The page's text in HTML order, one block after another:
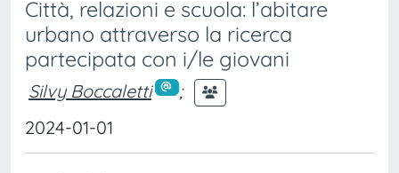
Città, relazioni e scuola: l’abitare
urbano attraverso la ricerca
partecipata con i/le giovani
Silvy Boccaletti
;
2024-01-01